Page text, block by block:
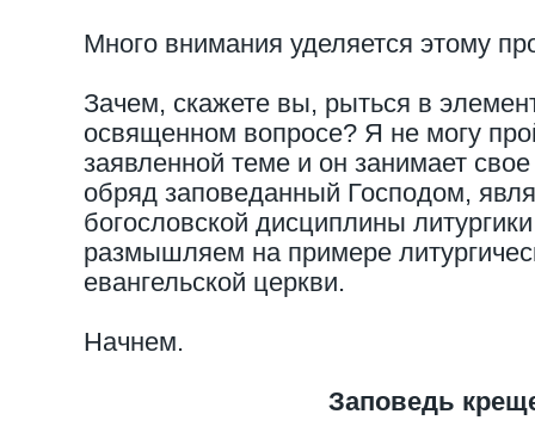
Много внимания уделяется этому
Зачем, скажете вы, рыться в
освященном вопросе? Я не могу
заявленной теме и он занимает
обряд заповеданный Господом,
богословской дисциплины
размышляем на примере
евангельской церкви.
Начнем.
Заповедь